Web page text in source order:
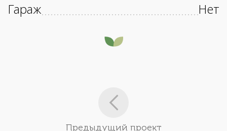
Гараж
Нет
Предыдущий проект